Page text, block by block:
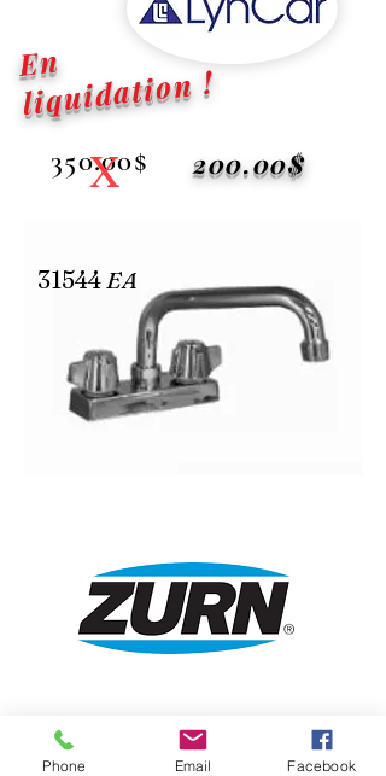
En
liquidation !
350.00$
X 200.00$
31544EA
Z600AV
Phone Email Facebook